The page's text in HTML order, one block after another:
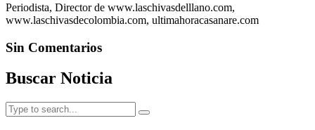
Periodista, Director de www.laschivasdelllano.com,
www.laschivasdecolombia.com, ultimahoracasanare.com
Sin Comentarios
Buscar Noticia